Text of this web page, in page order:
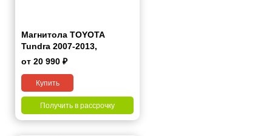
Магнитола TOYOTA
Tundra 2007-2013,
Sequoia 2007+ 7 дюймов -
от 20 990 ₽
Купить
Получить в рассрочку